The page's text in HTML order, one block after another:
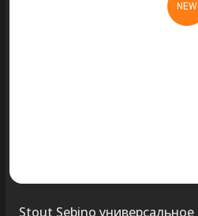
NEW
Stout Sebino универсальное